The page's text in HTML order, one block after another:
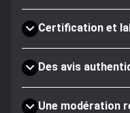
Certification et
Des avis
Une modération